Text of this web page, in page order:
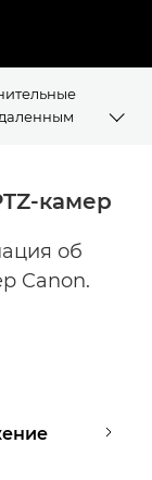
камер
об
Canon.